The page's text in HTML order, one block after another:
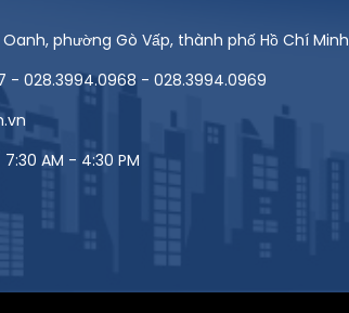
Oanh, phường Gò Vấp, thành phố Hồ Chí Minh
- 028.3994.0968 - 028.3994.0969
AM - 4:30 PM